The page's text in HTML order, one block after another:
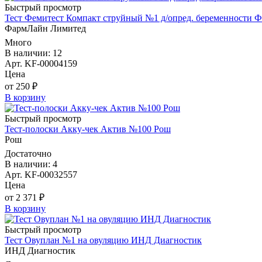
Быстрый просмотр
Тест Фемитест Компакт струйный №1 д/опред. беременности
ФармЛайн Лимитед
Много
В наличии: 12
Арт. KF-00004159
Цена
от 250 ₽
В корзину
Быстрый просмотр
Тест-полоски Акку-чек Актив №100 Рош
Рош
Достаточно
В наличии: 4
Арт. KF-00032557
Цена
от 2 371 ₽
В корзину
Быстрый просмотр
Тест Овуплан №1 на овуляцию ИНД Диагностик
ИНД Диагностик